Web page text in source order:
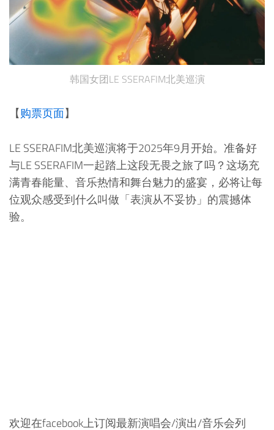
韩国女团LE SSERAFIM北美巡演
【购票页面】
LE SSERAFIM北美巡演将于2025年9月开始。准备好
与LE SSERAFIM一起踏上这段无畏之旅了吗？这场充
满青春能量、音乐热情和舞台魅力的盛宴，必将让每
位观众感受到什么叫做「表演从不妥协」的震撼体
验。
欢迎在facebook上订阅最新演唱会/演出/音乐会列